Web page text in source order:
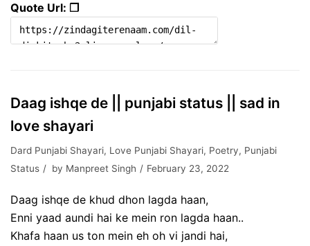
Quote Url: ❐
Daag ishqe de || punjabi status || sad in
love shayari
Dard Punjabi Shayari, Love Punjabi Shayari, Poetry, Punjabi
Status
by Manpreet Singh February 23, 2022
Daag ishqe de khud dhon lagda haan,
Enni yaad aundi hai ke mein ron lagda haan..
Khafa haan us ton mein eh oh vi jandi hai,